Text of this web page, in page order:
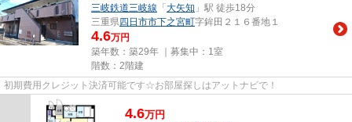
三岐鉄道三岐線 「 大矢知 」駅 徒歩18分
三重県四日市市下之宮町字鉾田２１６番地１
4.6万円
築年数：築29年 ｜募集中： 1室
階数：2階建
初期費用クレジット決済可能です☆お部屋探しはアットナビで！
4.6万円